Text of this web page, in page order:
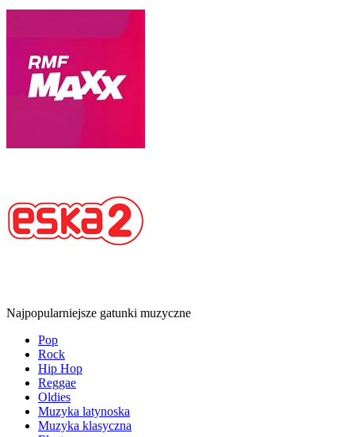
Najpopularniejsze gatunki muzyczne
Pop
Rock
Hip Hop
Reggae
Oldies
Muzyka latynoska
Muzyka klasyczna